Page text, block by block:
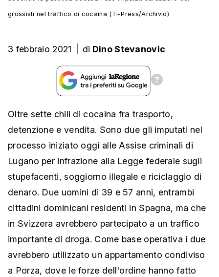
grossisti nel traffico di cocaina (Ti-Press/Archivio)
3 febbraio 2021 di Dino Stevanovic
Oltre sette chili di cocaina fra trasporto,
detenzione e vendita. Sono due gli imputati nel
processo iniziato oggi alle Assise criminali di
Lugano per infrazione alla Legge federale sugli
stupefacenti, soggiorno illegale e riciclaggio di
denaro. Due uomini di 39 e 57 anni, entrambi
cittadini dominicani residenti in Spagna, ma che
in Svizzera avrebbero partecipato a un traffico
importante di droga. Come base operativa i due
avrebbero utilizzato un appartamento condiviso
a Porza, dove le forze dell'ordine hanno fatto